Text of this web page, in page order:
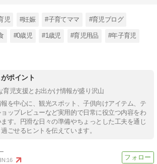
児 #妊娠 #子育てママ #育児ブログ
#0歳児 #1歳児 #育児用品 #年子育児
ポイント
育児支援とお出かけ情報が盛り沢山
を中心に、観光スポット、子供向けアイテム、テ
ップレビューなど実用的で日常に役立つ内容をわ
す。円滑な日々の準備やちょっとした工夫を通じ
ごせるヒントを伝えています。
16